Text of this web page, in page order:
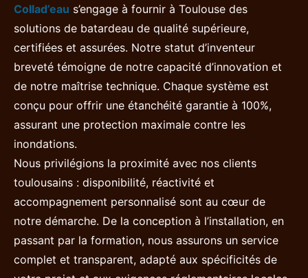
Collad’eau s’engage à fournir à Toulouse des
solutions de batardeau de qualité supérieure,
certifiées et assurées. Notre statut d’inventeur
breveté témoigne de notre capacité d’innovation et
de notre maîtrise technique. Chaque système est
conçu pour offrir une étanchéité garantie à 100%,
assurant une protection maximale contre les
inondations.
Nous privilégions la proximité avec nos clients
toulousains : disponibilité, réactivité et
accompagnement personnalisé sont au cœur de
notre démarche. De la conception à l’installation, en
passant par la formation, nous assurons un service
complet et transparent, adapté aux spécificités de